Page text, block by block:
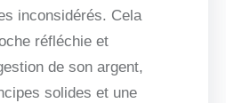
inconsidérés. Cela
réfléchie et
de son argent,
solides et une